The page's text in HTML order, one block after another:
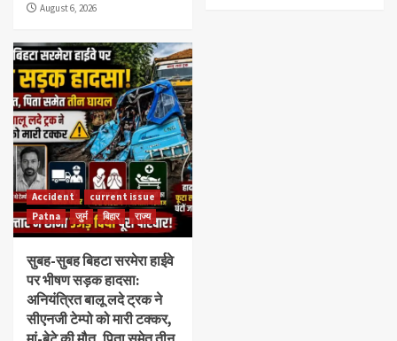
August 6, 2026
Accident
current issue
Patna
जुर्म बिहार राज्य
सुबह-सुबह बिहटा सरमेरा हाईवे
पर भीषण सड़क हादसा:
अनियंत्रित बालू लदे ट्रक ने
सीएनजी टेम्पो को मारी टक्कर,